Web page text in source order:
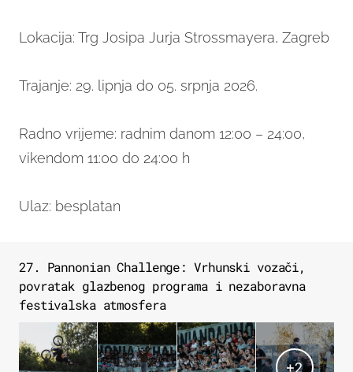
Lokacija: Trg Josipa Jurja Strossmayera, Zagreb
Trajanje: 29. lipnja do 05. srpnja 2026.
Radno vrijeme: radnim danom 12:00 – 24:00,
vikendom 11:00 do 24:00 h
Ulaz: besplatan
27. Pannonian Challenge: Vrhunski vozači,
povratak glazbenog programa i nezaboravna
festivalska atmosfera
+2